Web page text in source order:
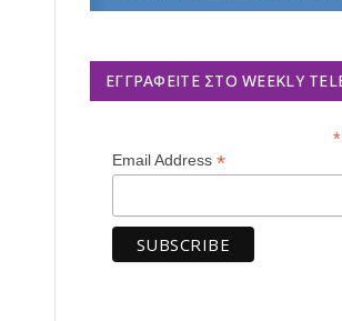
ΕΓΓΡΑΦΕΊΤΕ ΣΤΟ WEEKLY
*
Email Address *